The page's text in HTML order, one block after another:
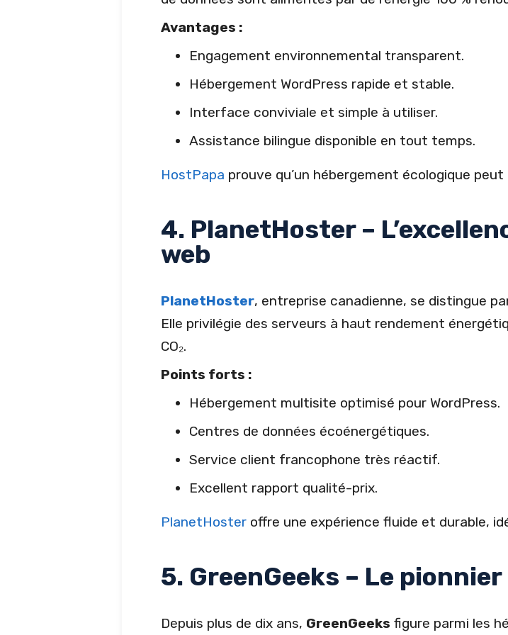
Avantages :
Engagement environnemental transparent.
Hébergement WordPress rapide et stable.
Interface conviviale et simple à utiliser.
Assistance bilingue disponible en tout temps.
HostPapa prouve qu’un hébergement écologique
4. PlanetHoster –
web
PlanetHoster, entreprise canadienne, se distingue
Elle privilégie des serveurs à haut rendement
CO₂.
Points forts :
Hébergement multisite optimisé pour WordPress.
Centres de données écoénergétiques.
Service client francophone très réactif.
Excellent rapport qualité-prix.
PlanetHoster offre une expérience fluide et durable,
5. GreenGeeks – Le
Depuis plus de dix ans, GreenGeeks figure parmi les